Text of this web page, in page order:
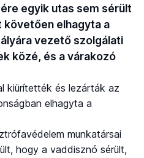
egyik utas sem sérült
követően elhagyta a
vezető szolgálati
közé, és a várakozó
kiürítették és lezárták az
elhagyta a
munkatársai
hogy a vaddisznó sérült,